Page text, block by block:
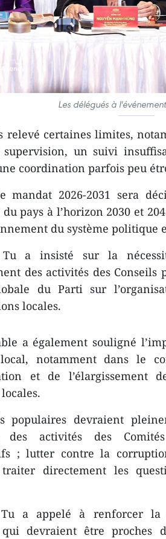
Les délégués à
relevé certaines limites,
un suivi
coordination parfois peu
mandat 2026-2031 sera
pays à l’horizon 2030 et
du système politique
a insisté sur la
des activités des
du Parti sur
locales.
a également souligné
notamment dans le
et de l’élargissement
populaires devraient
des activités des
; lutter contre la
directement les
a appelé à renforcer la
qui devraient être proches